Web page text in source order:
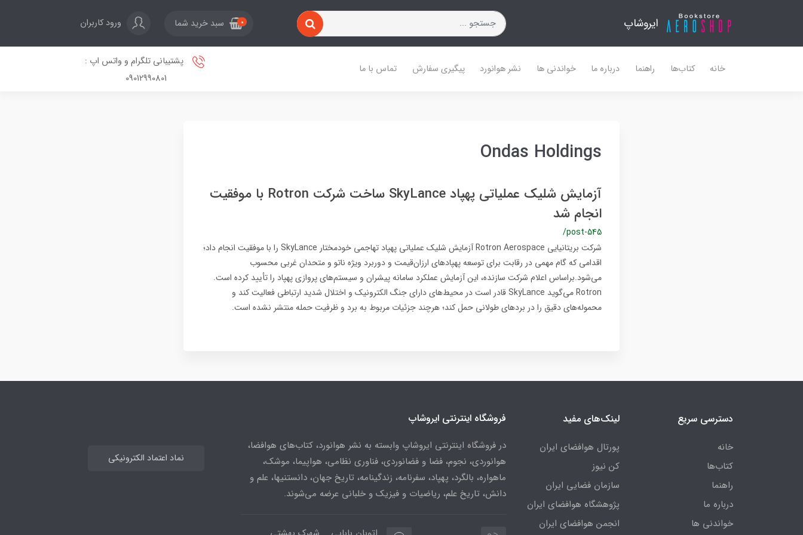
ایروشاپ 0 سبد خرید شما ورود کاربران
خانه کتاب‌ها راهنما درباره ما خواندنی ها نشر هوانورد پیگیری سفارش تماس با ما
پشتیبانی تلگرام و واتس اپ :
09012990801
Ondas Holdings
آزمایش شلیک عملیاتی پهپاد SkyLance ساخت شرکت Rotron با موفقیت
انجام شد
/post-545
شرکت بریتانیایی Rotron Aerospace آزمایش شلیک عملیاتی پهپاد تهاجمی خودمختار SkyLance را با موفقیت انجام داد؛
اقدامی که گام مهمی در رقابت برای توسعه پهپادهای ارزان‌قیمت و دوربرد ویژه ناتو و متحدان غربی محسوب
می‌شود.براساس اعلام شرکت سازنده، این آزمایش عملکرد سامانه پیشران و سیستم‌های پروازی پهپاد را تأیید کرده است.
Rotron می‌گوید SkyLance قادر است در محیط‌های دارای جنگ الکترونیک و اختلال شدید ارتباطی فعالیت کند و
محموله‌های دقیق را در بردهای طولانی حمل کند؛ هرچند جزئیات مربوط به برد و ظرفیت حمله منتشر نشده است.
دسترسی سریع
خانه
کتاب‌ها
راهنما
درباره ما
خواندنی ها
لینک‌های مفید
پورتال هوافضای ایران
کن نیوز
سازمان فضایی ایران
پژوهشگاه هوافضای ایران
انجمن هوافضای ایران
فروشگاه اینترنتی ایروشاپ
در فروشگاه اینترنتی ایروشاپ وابسته به نشر هوانورد، کتاب‌های هوافضا،
هوانوردی، نجوم، فضا و فضانوردی، فناوری نظامی، هواپیما، موشک،
ماهواره، بالگرد، پهپاد، سفرنامه، زندگینامه، تاریخ جهان، دانستنیها، علم و
دانش، تاریخ علم، ریاضیات و فیزیک و خلبانی عرضه می‌شوند.
نماد اعتماد الکترونیکی